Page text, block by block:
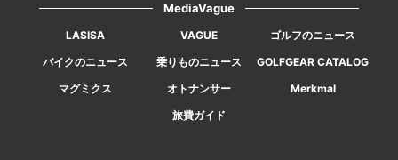
MediaVague
LASISA VAGUE
ゴルフのニュース
バイクのニュース
乗りものニュース
GOLFGEAR CATALOG
マグミクス
オトナンサー
Merkmal
旅費ガイド